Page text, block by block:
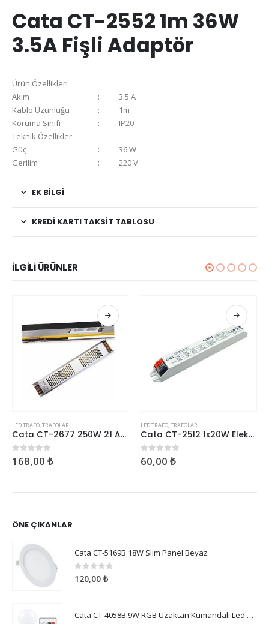
Cata CT-2552 1m 36W
3.5A Fişli Adaptör
Ürün Özellikleri
Akım
:
3.5 A
Kablo Uzunluğu
:
1m
Koruma Sınıfı
:
IP20
Teknik Özellikler
Güç
:
36 W
Gerilim
: 220 V
EK BILGI
KREDI KARTI TAKSIT TABLOSU
İLGILI ÜRÜNLER
LED TRAFO,TRAFOLAR
Cata CT-2677 250W 21 Amper Süper Slim Fransız Şerit Led Trafosu
0 5 üzerinden
168,00 ₺
LED TRAFO,TRAFOLAR
Cata CT-2512 1x20W Elektronik Balast
0 5 üzerinden
60,00 ₺
ÖNE ÇIKANLAR
Cata CT-5169B 18W Slim Panel Beyaz
05 üzerinden
120,00 ₺
Cata CT-4058B 9W RGB Uzaktan Kumandalı Led Ampul Beyaz Işık